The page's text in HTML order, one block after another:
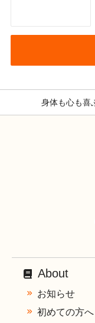
身体も心も喜
About
お知らせ
初めての方へ